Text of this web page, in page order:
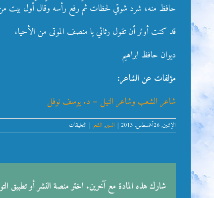
حافظ منه، شرد شوقي لحظات ثم رفع رأسه وقال أول بيت
قد كنت أوثر أن تقول رثائي يا منصف الموتى من الأحياء
ديوان حافظ ابراهيم
مؤلفات عن الشاعر:
شاعر الشعب وشاعر النيل – د. يوسف نوفل
الإثنين, 26أغسطس, 2013 | السير, الشعر | التعليقاتعلى
حافظ
شاعر
شارك هذه المادة مع آخرين. اختر منصة النشر أو تطبيق